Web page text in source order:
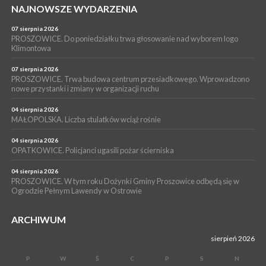
16 lipca 2026
Pałecznicy będą obsługiwani w Proszowicach
WYDARZENIA
PROSZOWICE. W parku Warsztaty Edukacyjno-Przyrodnicze
NOC CIEM
15 lipca 2026
PROSZOWICE. Już za tydzień kolejne zajęcia z cyklu „Wakacyjne
NAJNOWSZE WYDARZENIA
07 sierpnia 2026
PROSZOWICE. Do poniedziałku trwa głosowanie nad wyborem logo
Klimontowa
07 sierpnia 2026
PROSZOWICE. Trwa budowa centrum przesiadkowego. Wprowadzono
nowe przystanki i zmiany w organizacji ruchu
04 sierpnia 2026
MAŁOPOLSKA. Liczba stulatków wciąż rośnie
04 sierpnia 2026
OPATKOWICE. Policjanci ugasili pożar ścierniska
04 sierpnia 2026
PROSZOWICE. W tym roku Dożynki Gminy Proszowice odbędą się w
Ogrodzie Pełnym Lawendy w Ostrowie
ARCHIWUM
sierpień 2026
P W Ś C P S N